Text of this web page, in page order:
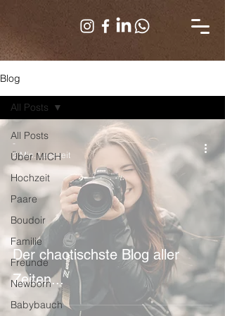
Blog
All Posts
Über MICH
Hochzeit
Paare
Boudoir
Familie
Freunde
Newborn
Babybauch
All Posts
Der chaotischste Blog aller
Zeiten...
-
2 Min. Lesezeit